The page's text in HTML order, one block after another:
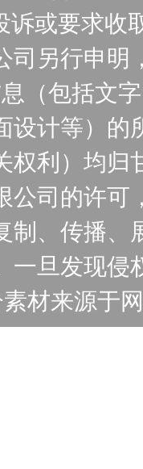
诉或要求收
司另行申
（包括文
设计等）的
权利）均归
公司的许
制、传播、
一旦发现侵
材来源于